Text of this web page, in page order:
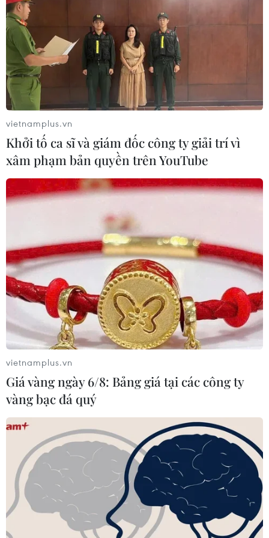
#Trẻ mầm non #Nghỉ học
#Học trực tiếp
Quảng Ninh
Theo dõi VietnamPlus
TIN LIÊN QUAN
vietnamplus.vn
Khởi tố ca sĩ và giám đốc công ty giải trí vì
xâm phạm bản quyền trên YouTube
vietnamplus.vn
Giá vàng ngày 6/8: Bảng giá tại các công ty
vàng bạc đá quý